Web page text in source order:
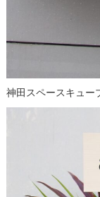
神田スペースキュー